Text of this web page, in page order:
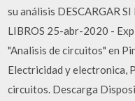
su análisis DESCARGAR
LIBROS 25-abr-2020 -
"Analisis de circuitos" en
Electricidad y electronica,
circuitos. Descarga